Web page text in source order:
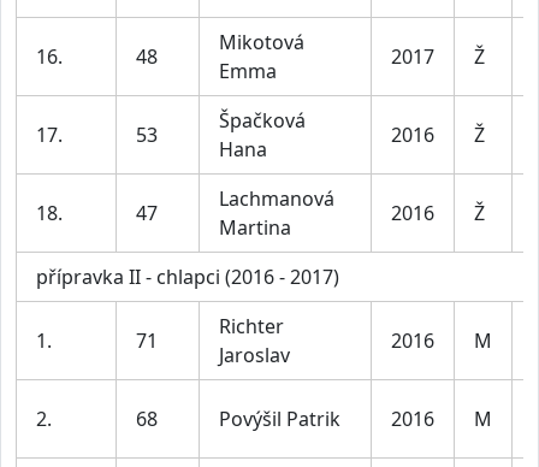
16. 48
Mikotová
Emma
2017 Ž
17. 53
Špačková
Hana
2016 Ž
18. 47
Lachmanová
Martina
2016 Ž
přípravka II - chlapci (2016 - 2017)
1. 71
Richter
Jaroslav
2016 M
2. 68 Povýšil Patrik 2016 M